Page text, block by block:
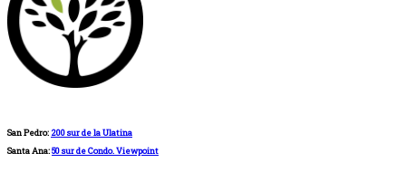
San Pedro: 200 sur de la Ulatina
Santa Ana:50 sur de Condo. Viewpoint